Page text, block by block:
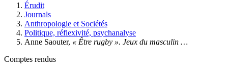
Érudit
Journals
Anthropologie et Sociétés
Politique, réflexivité, psychanalyse
Anne Saouter, « Être rugby ». Jeux du masculin …
Comptes rendus